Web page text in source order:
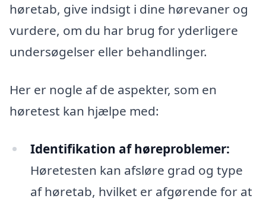
høretab, give indsigt i dine hørevaner og
vurdere, om du har brug for yderligere
undersøgelser eller behandlinger.
Her er nogle af de aspekter, som en
høretest kan hjælpe med:
Identifikation af høreproblemer:
Høretesten kan afsløre grad og type
af høretab, hvilket er afgørende for at